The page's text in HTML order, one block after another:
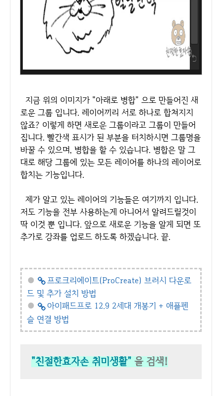
지금 위의 이미지가 "아래로 병합" 으로 만들어진 새
로운 그룹 입니다. 레이어끼리 서로 하나로 합쳐지지
않죠? 이렇게 하면 새로운 그룹이라고 그룹이 만들어
집니다. 빨간색 표시가 된 부분을 터치하시면 그룹명을
바꿀 수 있으며, 병합을 할 수 있습니다. 병합은 말 그
대로 해당 그룹에 있는 모든 레이어를 하나의 레이어로
합치는 기능입니다.
제가 알고 있는 레이어의 기능들은 여기까지 입니다.
저도 기능을 전부 사용하는게 아니어서 알려드릴것이
딱 이것 뿐 입니다. 앞으로 새로운 기능을 알게 되면 또
추가로 강좌를 업로드 하도록 하겠습니다. 끝.
●
프로크리에이트(ProCreate) 브러시 다운로
드 및 추가 설치 방법
●
아이패드프로 12.9 2세대 개봉기 + 애플펜
슬 연결 방법
"친절한효자손 취미생활" 을 검색!